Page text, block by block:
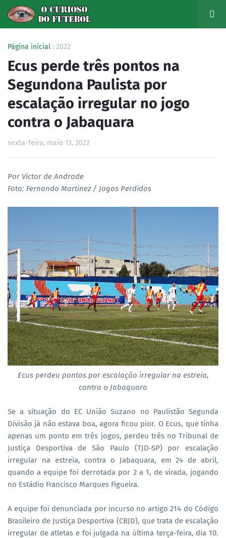
Página inicial 2022
Ecus perde três pontos na
Segundona Paulista por
escalação irregular no jogo
contra o Jabaquara
sexta-feira, maio 13, 2022
Por Victor de Andrade
Foto: Fernando Martinez / Jogos Perdidos
Ecus perdeu pontos por escalação irregular na estreia,
contra o Jabaquara
Se a situação do EC União Suzano no Paulistão Segunda
Divisão já não estava boa, agora ficou pior. O Ecus, que tinha
apenas um ponto em três jogos, perdeu três no Tribunal de
Justiça Desportiva de São Paulo (TJD-SP) por escalação
irregular na estreia, contra o Jabaquara, em 24 de abril,
quando a equipe foi derrotada por 2 a 1, de virada, jogando
no Estádio Francisco Marques Figueira.
A equipe foi denunciada por incurso no artigo 214 do Código
Brasileiro de Justiça Desportiva (CBJD), que trata de escalação
irregular de atletas e foi julgada na última terça-feira, dia 10.